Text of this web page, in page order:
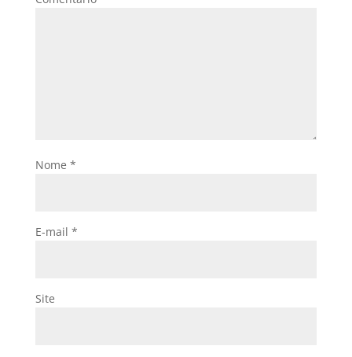
Nome *
E-mail *
Site